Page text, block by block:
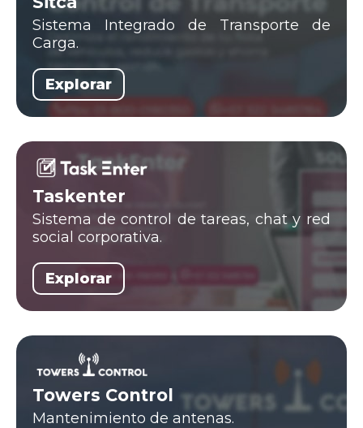
Sistema Integrado de Transporte de
Carga.
Explorar
Taskenter
Sistema de control de tareas, chat y red
social corporativa.
Explorar
Towers Control
Mantenimiento de antenas.